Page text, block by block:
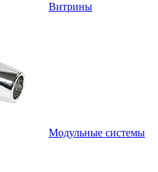
Витрины
Модульные системы